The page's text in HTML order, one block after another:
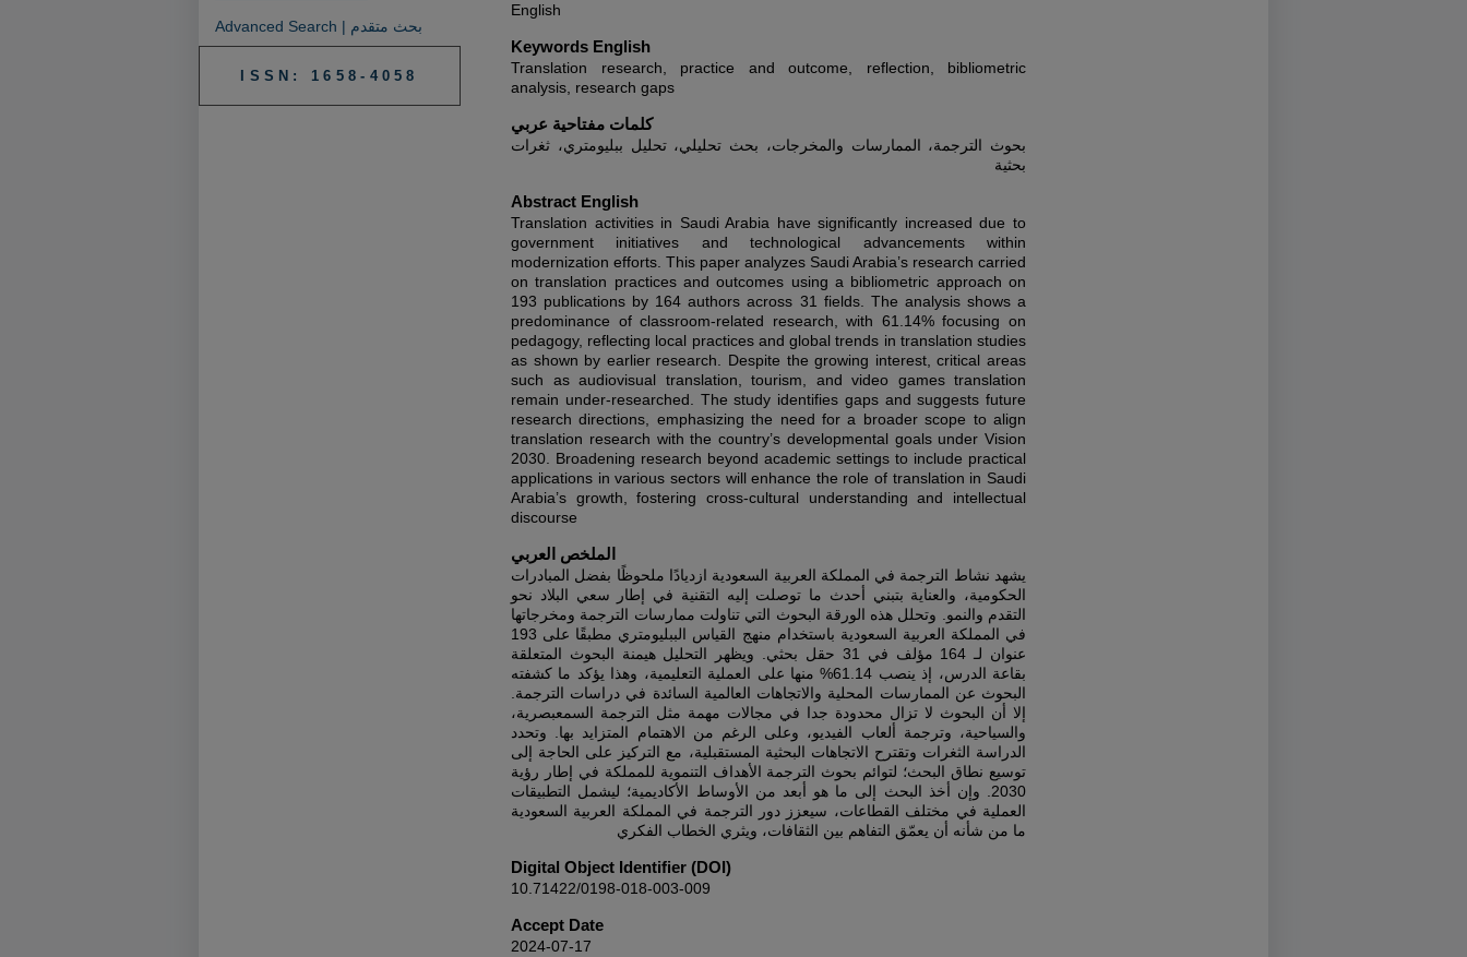
English
Keywords English
Translation research, practice and outcome, reflection, bibliometric
analysis, research gaps
كلمات مفتاحية عربي
بحوث الترجمة، الممارسات والمخرجات، بحث تحليلي، تحليل ببليومتري، ثغرات
بحثية
Abstract English
Translation activities in Saudi Arabia have significantly increased due to
government initiatives and technological advancements within
modernization efforts. This paper analyzes Saudi Arabia’s research carried
on translation practices and outcomes using a bibliometric approach on
193 publications by 164 authors across 31 fields. The analysis shows a
predominance of classroom-related research, with 61.14% focusing on
pedagogy, reflecting local practices and global trends in translation studies
as shown by earlier research. Despite the growing interest, critical areas
such as audiovisual translation, tourism, and video games translation
remain under-researched. The study identifies gaps and suggests future
research directions, emphasizing the need for a broader scope to align
translation research with the country’s developmental goals under Vision
2030. Broadening research beyond academic settings to include practical
applications in various sectors will enhance the role of translation in Saudi
Arabia’s growth, fostering cross-cultural understanding and intellectual
discourse
الملخص العربي
يشهد نشاط الترجمة في المملكة العربية السعودية ازديادًا ملحوظًا بفضل المبادرات
الحكومية، والعناية بتبني أحدث ما توصلت إليه التقنية في إطار سعي البلاد نحو
التقدم والنمو. وتحلل هذه الورقة البحوث التي تناولت ممارسات الترجمة ومخرجاتها
في المملكة العربية السعودية باستخدام منهج القياس الببليومتري مطبقًا على 193
عنوان لـ 164 مؤلف في 31 حقل بحثي. ويظهر التحليل هيمنة البحوث المتعلقة
بقاعة الدرس، إذ ينصب 61.14% منها على العملية التعليمية، وهذا يؤكد ما كشفته
البحوث عن الممارسات المحلية والاتجاهات العالمية السائدة في دراسات الترجمة.
إلا أن البحوث لا تزال محدودة جدا في مجالات مهمة مثل الترجمة السمعبصرية،
والسياحية، وترجمة ألعاب الفيديو، وعلى الرغم من الاهتمام المتزايد بها. وتحدد
الدراسة الثغرات وتقترح الاتجاهات البحثية المستقبلية، مع التركيز على الحاجة إلى
توسيع نطاق البحث؛ لتوائم بحوث الترجمة الأهداف التنموية للمملكة في إطار رؤية
2030. وإن أخذ البحث إلى ما هو أبعد من الأوساط الأكاديمية؛ ليشمل التطبيقات
العملية في مختلف القطاعات، سيعزز دور الترجمة في المملكة العربية السعودية
ما من شأنه أن يعمّق التفاهم بين الثقافات، ويثري الخطاب الفكري
Digital Object Identifier (DOI)
10.71422/0198-018-003-009
Accept Date
2024-07-17
Advanced Search | بحث متقدم
ISSN: 1658-4058